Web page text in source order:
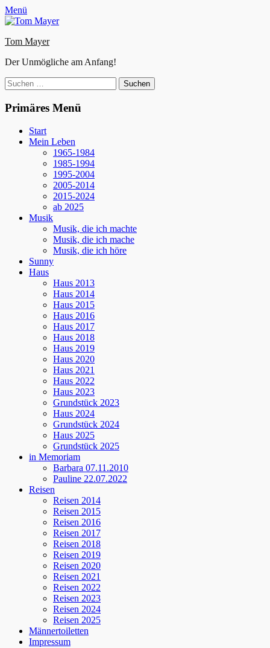
Zum
Inhalt
Facebook
E-
Mail
Instagram
Website
Menü
Tom Mayer
Der Unmögliche am Anfang!
Suche
nach:
Primäres Menü
Start
Mein Leben
1965-1984
1985-1994
1995-2004
2005-2014
2015-2024
ab 2025
Musik
Musik, die ich machte
Musik, die ich mache
Musik, die ich höre
Sunny
Haus
Haus 2013
Haus 2014
Haus 2015
Haus 2016
Haus 2017
Haus 2018
Haus 2019
Haus 2020
Haus 2021
Haus 2022
Haus 2023
Grundstück 2023
Haus 2024
Grundstück 2024
Haus 2025
Grundstück 2025
in Memoriam
Barbara 07.11.2010
Pauline 22.07.2022
Reisen
Reisen 2014
Reisen 2015
Reisen 2016
Reisen 2017
Reisen 2018
Reisen 2019
Reisen 2020
Reisen 2021
Reisen 2022
Reisen 2023
Reisen 2024
Reisen 2025
Männertoiletten
Impressum